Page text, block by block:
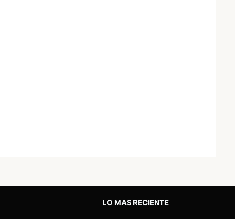
LO MAS RECIENTE